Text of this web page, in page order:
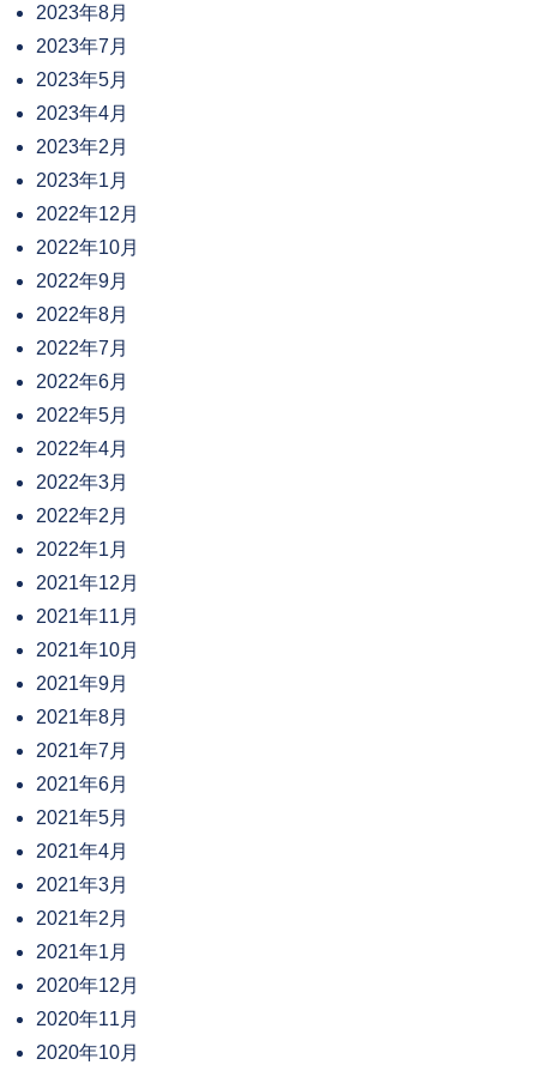
2023年8月
2023年7月
2023年5月
2023年4月
2023年2月
2023年1月
2022年12月
2022年10月
2022年9月
2022年8月
2022年7月
2022年6月
2022年5月
2022年4月
2022年3月
2022年2月
2022年1月
2021年12月
2021年11月
2021年10月
2021年9月
2021年8月
2021年7月
2021年6月
2021年5月
2021年4月
2021年3月
2021年2月
2021年1月
2020年12月
2020年11月
2020年10月